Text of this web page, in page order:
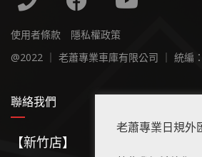
使用者條款
隱私權政策
@2022 ｜ 老蕭專業車庫有限公司 ｜ 統編
聯絡我們
【新竹店】
老蕭專業日規外